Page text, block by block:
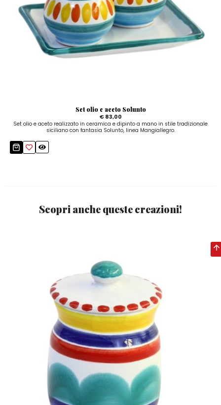
Set olio e aceto Solunto
€ 83,00
Set olio e aceto realizzato in ceramica e dipinto a mano in stile tradizionale
siciliano con fantasia Solunto, linea Mangiallegro.
Scopri anche queste creazioni!